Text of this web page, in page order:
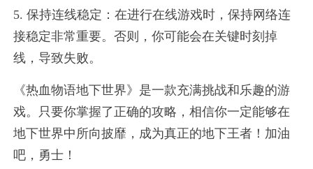
5. 保持连线稳定：在进行在线游戏时，保持网络连
接稳定非常重要。否则，你可能会在关键时刻掉
线，导致失败。
《热血物语地下世界》是一款充满挑战和乐趣的游
戏。只要你掌握了正确的攻略，相信你一定能够在
地下世界中所向披靡，成为真正的地下王者！加油
吧，勇士！